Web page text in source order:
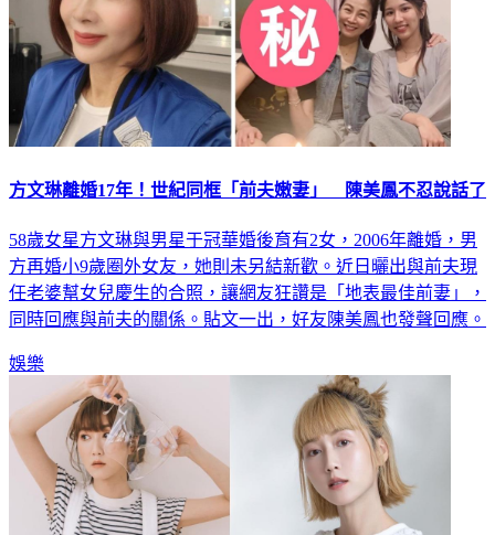
方文琳離婚17年！世紀同框「前夫嫩妻」 陳美鳳不忍說話了
58歲女星方文琳與男星于冠華婚後育有2女，2006年離婚，男
方再婚小9歲圈外女友，她則未另結新歡。近日曬出與前夫現
任老婆幫女兒慶生的合照，讓網友狂讚是「地表最佳前妻」，
同時回應與前夫的關係。貼文一出，好友陳美鳳也發聲回應。
娛樂